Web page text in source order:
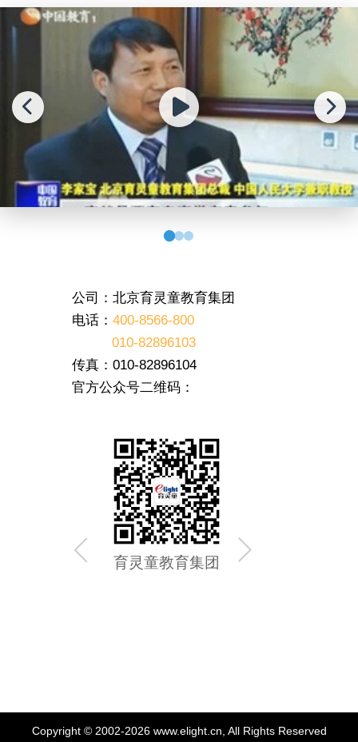
公司：北京育灵童教育集团
电话： 400-8566-800
010-82896103
传真：010-82896104
官方公众号二维码：
育灵童教育集团
Copyright © 2002-2026 www.elight.cn, All Rights Reserved